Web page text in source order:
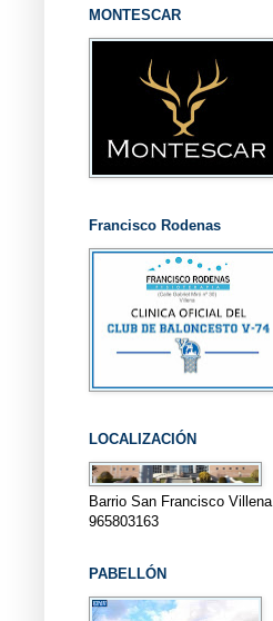
MONTESCAR
Francisco Rodenas
LOCALIZACIÓN
Barrio San Francisco Villena
965803163
PABELLÓN